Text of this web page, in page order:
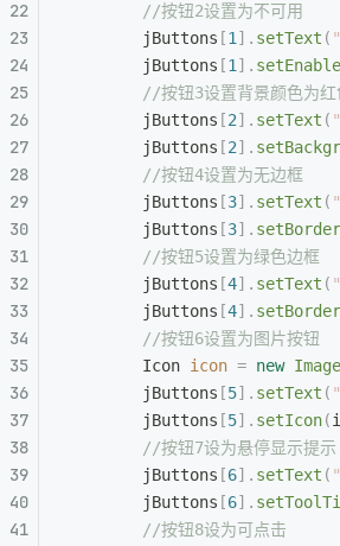
        //按钮2设置为不可用
        jButtons
[1 ]. setText ( "
        jButtons
[1 ].
//按钮3设置背景颜色为红
        jButtons
[2]. setText ( "
        jButtons
[2].
        //按钮4设置为无边框
        jButtons
[3]. setText ( "
        jButtons
[3].
        //按钮5设置为绿色边框
        jButtons
[4]. setText ( "
        jButtons
[4]. setBorder
        //按钮6设置为图片按钮
        Icon
icon = new
        jButtons
[5]. setText ( "
        jButtons
[5]. setIcon(
        //按钮7设为悬停显示提示
        jButtons
[6]. setText ( "
        jButtons
[6].
        //按钮8设为可点击